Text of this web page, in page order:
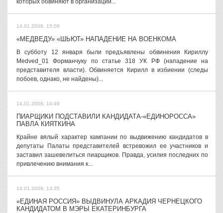
которых обвиняют в организации...
14.01.2008, 15:08
«МЕДВЕДУ» «ШЬЮТ» НАПАДЕНИЕ НА ВОЕНКОМА
В субботу 12 января были предъявлены обвинения Кириллу
Medved_01 Форманчуку по статье 318 УК РФ (нападение на
представителя власти). Обвиняется Кирилл в избиении (следы
побоев, однако, не найдены)...
14.01.2008, 14:49
ПИАРЩИКИ ПОДСТАВИЛИ КАНДИДАТА-«ЕДИНОРОССА»
ПАВЛА КИЯТКИНА
Крайне вялый характер кампании по выдвижению кандидатов в
депутаты Палаты представителей встревожил ее участников и
заставил зашевелиться пиарщиков. Правда, усилия последних по
привлечению внимания к...
14.01.2008, 13:35
«ЕДИНАЯ РОССИЯ» ВЫДВИНУЛА АРКАДИЯ ЧЕРНЕЦКОГО
КАНДИДАТОМ В МЭРЫ ЕКАТЕРИНБУРГА